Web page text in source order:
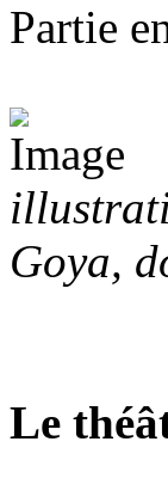
Partie
Goya,
Le